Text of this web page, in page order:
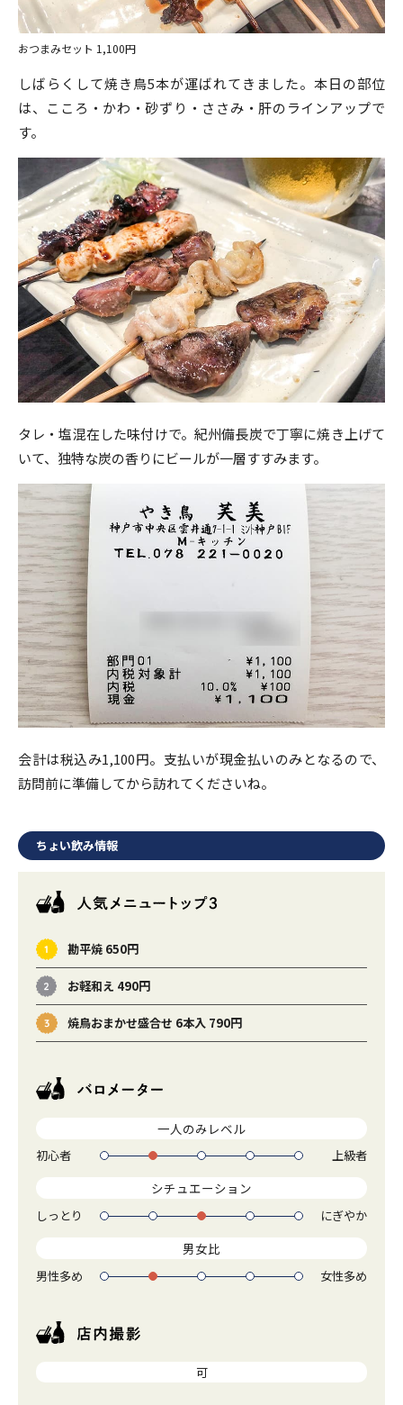
おつまみセット 1,100円
しばらくして焼き鳥5本が運ばれてきました。本日の部位
は、こころ・かわ・砂ずり・ささみ・肝のラインアップで
す。
タレ・塩混在した味付けで。紀州備長炭で丁寧に焼き上げて
いて、独特な炭の香りにビールが一層すすみます。
会計は税込み1,100円。支払いが現金払いのみとなるので、
訪問前に準備してから訪れてくださいね。
ちょい飲み情報
勘平焼 650円
お軽和え 490円
焼鳥おまかせ盛合せ 6本入 790円
一人のみレベル
初心者 1 2 3 4 5 上級者
シチュエーション
しっとり 1 2 3 4 5 にぎやか
男女比
男性多め 1 2 3 4 5 女性多め
可